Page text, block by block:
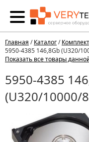
Главная /Каталог/
5950-4385 146,8Gb (U320/
Показать все товары
5950-4385
(U320/10000/